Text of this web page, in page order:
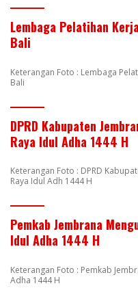
Lembaga Pelatihan
Bali
Keterangan Foto : Lembaga
Bali
DPRD Kabupaten
Raya Idul Adha 1444 H
Keterangan Foto : DPRD
Raya Idul Adh 1444 H
Pemkab Jembrana
Idul Adha 1444 H
Keterangan Foto : Pemkab
Adha 1444 H